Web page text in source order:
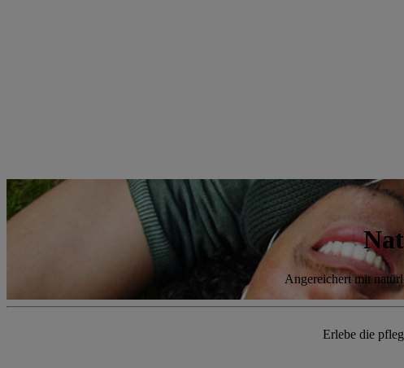
Angereichert mit
Erlebe die